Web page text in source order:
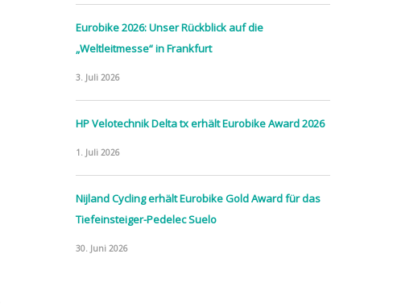
Eurobike 2026: Unser Rückblick auf die
„Weltleitmesse“ in Frankfurt
3. Juli 2026
HP Velotechnik Delta tx erhält Eurobike Award 2026
1. Juli 2026
Nijland Cycling erhält Eurobike Gold Award für das
Tiefeinsteiger-Pedelec Suelo
30. Juni 2026